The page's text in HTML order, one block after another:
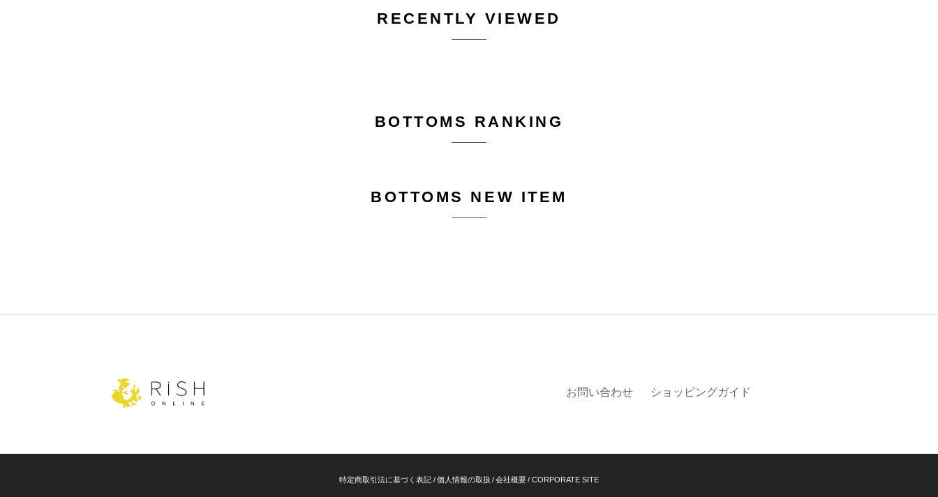
RECENTLY VIEWED
BOTTOMS RANKING
BOTTOMS NEW ITEM
お問い合わせ ショッピングガイド
特定商取引法に基づく表記 個人情報の取扱 会社概要 CORPORATE SITE